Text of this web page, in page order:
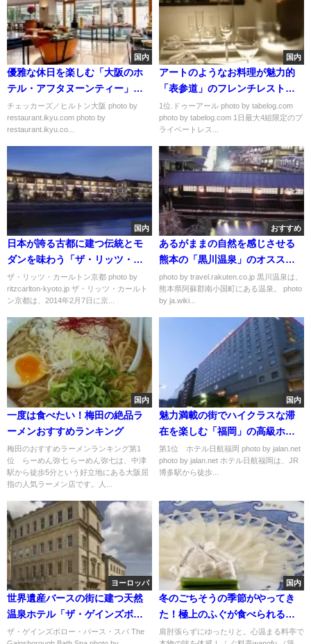
国内
優雅な休日を楽しむ「大阪のホ
テル・アフタヌーンティー」お
すすめランキング
チェッカーズ／ヒルトン大阪 photo by
restaurant.ikyu.com photo by
restaurant.ikyu.co...
国内
アートのようなお料理が魅力的
「表参道」のフレンチレストラ
ンおすすめランキング
1位.ドゥーアール photo by tabelog.com
photo by tabelog.com 1日最大4組限定のプ
ライベートレス...
国内
日本が誇る古都に建つ伝統とモ
ダンを味わう「ザ・リッツ・カ
ールトン京都」
ザ・リッツ・カールトン京都 photo by
ritzcarlton-kyoto.jp ザ・リッツ・カールト
ン京都は、2014年2月7日に京...
おすすめ
あるがままの自然を感じさせる
熊本の「黒川温泉」のオススメ
宿3選
photo by travel.rakuten.co.jp 黒川温泉は、
熊本県阿蘇郡南小国町にある温泉。 photo
by ja.wiki...
国内
一度は食べたい！梅田の絶品ラ
ーメンおすすめランキング
梅田のおすすめラーメンランキング第1
位 らーめん弥七 らーめん弥七は、中津
駅から徒歩5分という好立地にある大阪屈
指の人気ラーメン店です。人...
国内
魅力満載の街でハイクラスな滞
在を楽しむ「福岡」の高級ホテ
ルおすすめランキング
第1位 ホテル日航福岡 photo by jalan.net
photo by jalan.net ホテル日航福岡は、JR
博多駅から徒歩...
ヨーロッパ
世界遺産バースの街に建つ天然
温泉ホテル「ザ・ゲインズボロ
ー・バース・スパ」
ザ・ゲインズボロー・バース・スパ The
国内
冬のごちそうの季節がやってき
た！極上のふぐが食べられる東
京の名店６選
肩肘張らずにゆったりと。心温まる料亭で